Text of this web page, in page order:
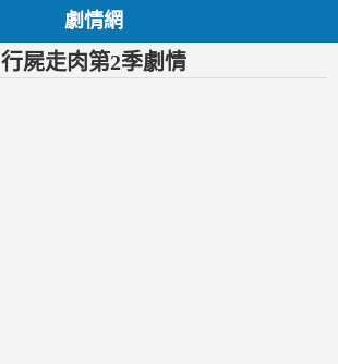
劇情網
行屍走肉第2季劇情